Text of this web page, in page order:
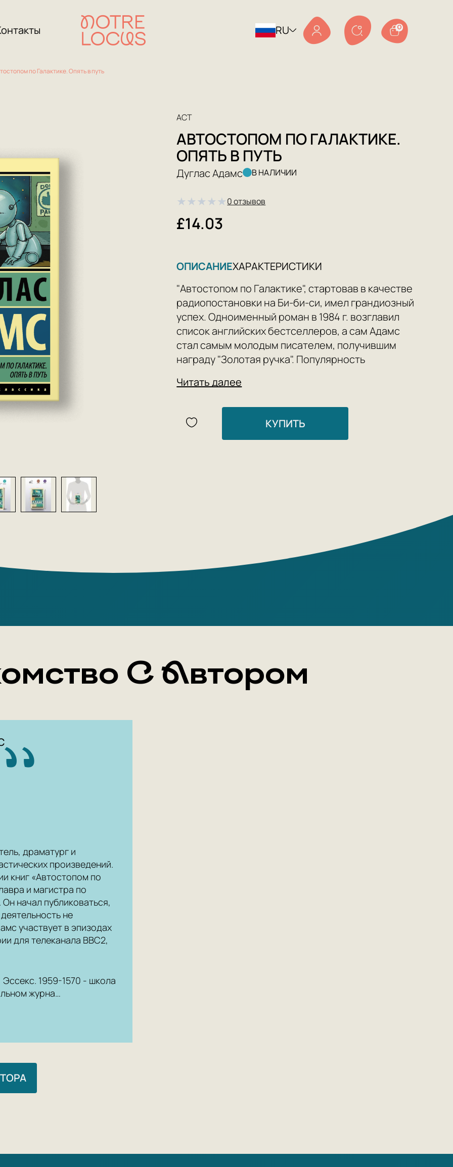
RU 0
по Галактике. Опять в путь
АСТ
АВТОСТОПОМ ПО ГАЛАКТИКЕ.
ОПЯТЬ В ПУТЬ
Дуглас Адамс В НАЛИЧИИ
★★★★★0 отзывов
£14.03
ОПИСАНИЕХАРАКТЕРИСТИКИ
"Автостопом по Галактике", стартовав в качестве
радиопостановки на Би-би-си, имел грандиозный
успех. Одноименный роман в 1984 г. возглавил
список английских бестселлеров, а сам Адамс
стал самым молодым писателем, получившим
награду "Золотая ручка". Популярность
выплеснулась в музыкальную компьютерную
Читать далее
КУПИТЬ
С Автором
драматург и
произведений.
книг «Автостопом по
и магистра по
начал публиковаться,
не
участвует в эпизодах
для телеканала BBC2,
1959-1570 - школа
журна…